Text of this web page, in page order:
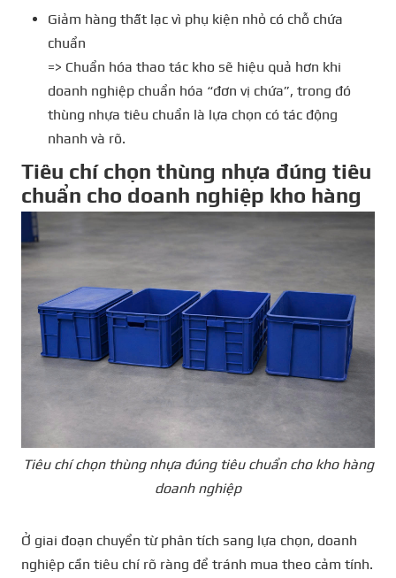
Giảm hàng thất lạc vì phụ kiện nhỏ có chỗ chứa
chuẩn
=> Chuẩn hóa thao tác kho sẽ hiệu quả hơn khi
doanh nghiệp chuẩn hóa “đơn vị chứa”, trong đó
thùng nhựa tiêu chuẩn là lựa chọn có tác động
nhanh và rõ.
Tiêu chí chọn thùng nhựa đúng tiêu
chuẩn cho doanh nghiệp kho hàng
Tiêu chí chọn thùng nhựa đúng tiêu chuẩn cho kho hàng
doanh nghiệp
Ở giai đoạn chuyển từ phân tích sang lựa chọn, doanh
nghiệp cần tiêu chí rõ ràng để tránh mua theo cảm tính.